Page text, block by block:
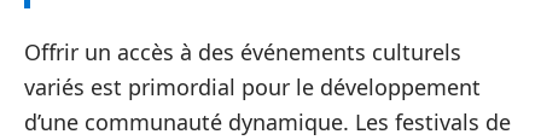
Offrir un accès à des événements culturels
variés est primordial pour le développement
d’une communauté dynamique. Les festivals de